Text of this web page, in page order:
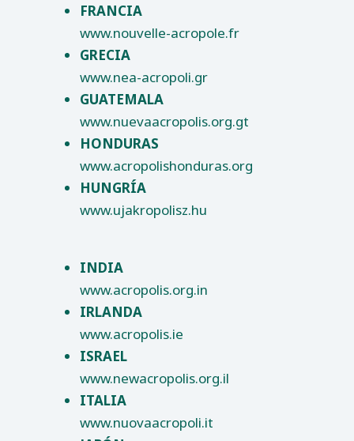
FRANCIA
www.nouvelle-acropole.fr
GRECIA
www.nea-acropoli.gr
GUATEMALA
www.nuevaacropolis.org.gt
HONDURAS
www.acropolishonduras.org
HUNGRÍA
www.ujakropolisz.hu
INDIA
www.acropolis.org.in
IRLANDA
www.acropolis.ie
ISRAEL
www.newacropolis.org.il
ITALIA
www.nuovaacropoli.it